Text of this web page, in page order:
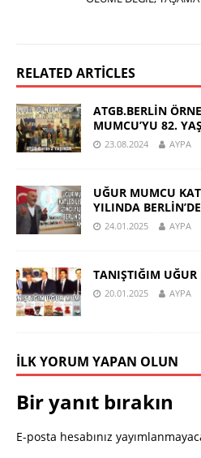
RELATED ARTICLES
ATGB.BERLİN
MUMCU’YU 82.
23.08.2024 AYPA
UĞUR MUMCU
YILINDA
24.01.2025 AYPA
TANIŞTIĞIM
20.01.2025 AYPA
İLK YORUM YAPAN OLUN
Bir yanıt bırakın
E-posta hesabınız